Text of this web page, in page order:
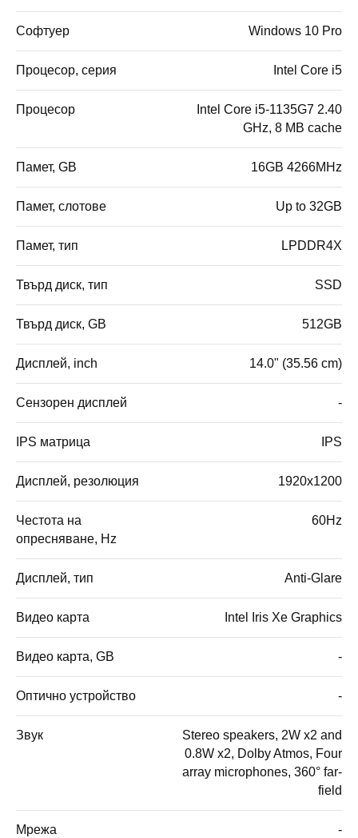
Софтуер Windows 10 Pro
Процесор, серия Intel Core i5
Процесор
Intel Core i5-1135G7 2.40
GHz, 8 MB cache
Памет, GB 16GB 4266MHz
Памет, слотове Up to 32GB
Памет, тип LPDDR4X
Твърд диск, тип SSD
Твърд диск, GB 512GB
Дисплей, inch 14.0" (35.56 cm)
Сензорен дисплей -
IPS матрица IPS
Дисплей, резолюция 1920x1200
Честота на
опресняване, Hz
60Hz
Дисплей, тип Anti-Glare
Видео карта Intel Iris Xe Graphics
Видео карта, GB -
Оптично устройство -
Звук
Stereo speakers, 2W x2 and
0.8W x2, Dolby Atmos, Four
array microphones, 360° far-
field
Мрежа -